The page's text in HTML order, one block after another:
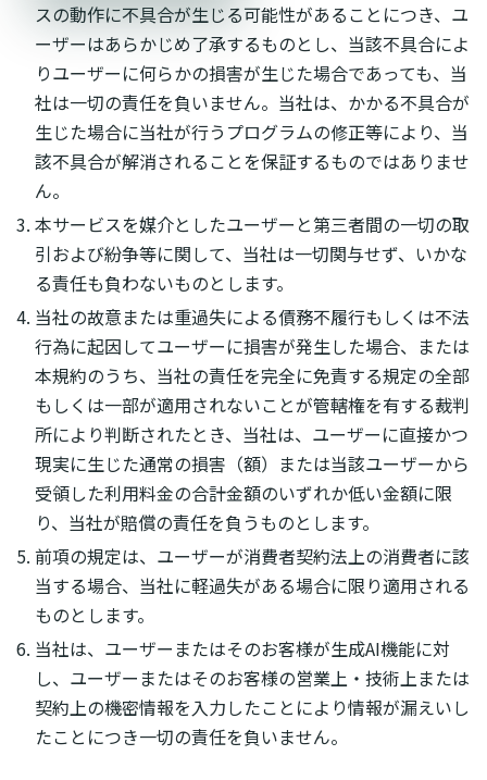
スの動作に不具合が生じる可能性があることにつき、ユ
ーザーはあらかじめ了承するものとし、当該不具合によ
りユーザーに何らかの損害が生じた場合であっても、当
社は一切の責任を負いません。当社は、かかる不具合が
生じた場合に当社が行うプログラムの修正等により、当
該不具合が解消されることを保証するものではありませ
ん。
本サービスを媒介としたユーザーと第三者間の一切の取
引および紛争等に関して、当社は一切関与せず、いかな
る責任も負わないものとします。
当社の故意または重過失による債務不履行もしくは不法
行為に起因してユーザーに損害が発生した場合、または
本規約のうち、当社の責任を完全に免責する規定の全部
もしくは一部が適用されないことが管轄権を有する裁判
所により判断されたとき、当社は、ユーザーに直接かつ
現実に生じた通常の損害（額）または当該ユーザーから
受領した利用料金の合計金額のいずれか低い金額に限
り、当社が賠償の責任を負うものとします。
前項の規定は、ユーザーが消費者契約法上の消費者に該
当する場合、当社に軽過失がある場合に限り適用される
ものとします。
当社は、ユーザーまたはそのお客様が生成AI機能に対
し、ユーザーまたはそのお客様の営業上・技術上または
契約上の機密情報を入力したことにより情報が漏えいし
たことにつき一切の責任を負いません。